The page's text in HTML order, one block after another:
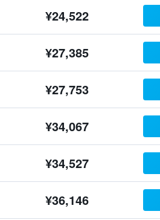
¥24,522
¥27,385
¥27,753
¥34,067
¥34,527
¥36,146